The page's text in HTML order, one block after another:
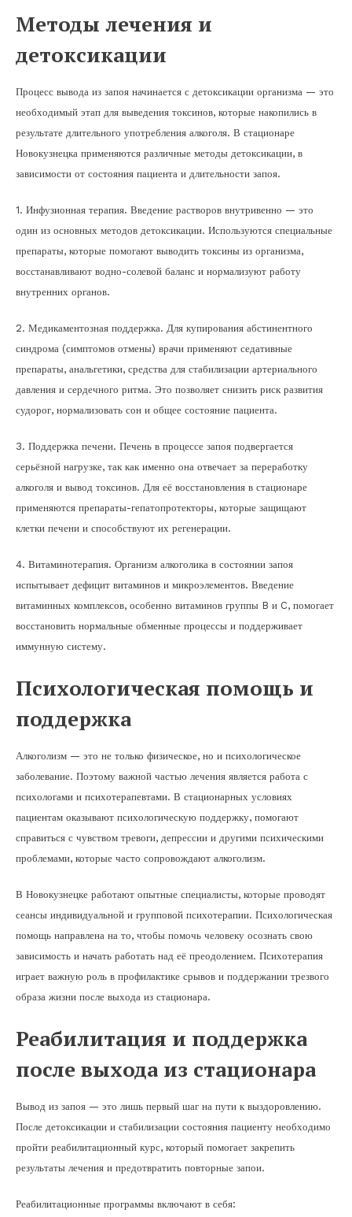
Методы лечения и
детоксикации
Процесс вывода из запоя начинается с детоксикации организма — это
необходимый этап для выведения токсинов, которые накопились в
результате длительного употребления алкоголя. В стационаре
Новокузнецка применяются различные методы детоксикации, в
зависимости от состояния пациента и длительности запоя.
1. Инфузионная терапия. Введение растворов внутривенно — это
один из основных методов детоксикации. Используются специальные
препараты, которые помогают выводить токсины из организма,
восстанавливают водно-солевой баланс и нормализуют работу
внутренних органов.
2. Медикаментозная поддержка. Для купирования абстинентного
синдрома (симптомов отмены) врачи применяют седативные
препараты, анальгетики, средства для стабилизации артериального
давления и сердечного ритма. Это позволяет снизить риск развития
судорог, нормализовать сон и общее состояние пациента.
3. Поддержка печени. Печень в процессе запоя подвергается
серьёзной нагрузке, так как именно она отвечает за переработку
алкоголя и вывод токсинов. Для её восстановления в стационаре
применяются препараты-гепатопротекторы, которые защищают
клетки печени и способствуют их регенерации.
4. Витаминотерапия. Организм алкоголика в состоянии запоя
испытывает дефицит витаминов и микроэлементов. Введение
витаминных комплексов, особенно витаминов группы B и C, помогает
восстановить нормальные обменные процессы и поддерживает
иммунную систему.
Психологическая помощь и
поддержка
Алкоголизм — это не только физическое, но и психологическое
заболевание. Поэтому важной частью лечения является работа с
психологами и психотерапевтами. В стационарных условиях
пациентам оказывают психологическую поддержку, помогают
справиться с чувством тревоги, депрессии и другими психическими
проблемами, которые часто сопровождают алкоголизм.
В Новокузнецке работают опытные специалисты, которые проводят
сеансы индивидуальной и групповой психотерапии. Психологическая
помощь направлена на то, чтобы помочь человеку осознать свою
зависимость и начать работать над её преодолением. Психотерапия
играет важную роль в профилактике срывов и поддержании трезвого
образа жизни после выхода из стационара.
Реабилитация и поддержка
после выхода из стационара
Вывод из запоя — это лишь первый шаг на пути к выздоровлению.
После детоксикации и стабилизации состояния пациенту необходимо
пройти реабилитационный курс, который помогает закрепить
результаты лечения и предотвратить повторные запои.
Реабилитационные программы включают в себя: